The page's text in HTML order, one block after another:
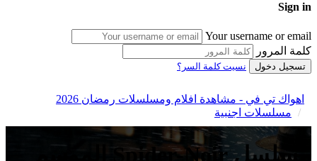
Sign in
Your username or email
كلمة المرور
تسجيل دخول نسيت كلمة السر؟
اهواك تي في - مشاهدة افلام ومسلسلات رمضان 2026
مسلسلات اجنبية